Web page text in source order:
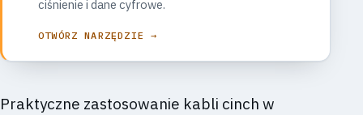
ciśnienie i dane cyfrowe.
OTWÓRZ NARZĘDZIE →
Praktyczne zastosowanie kabli cinch w